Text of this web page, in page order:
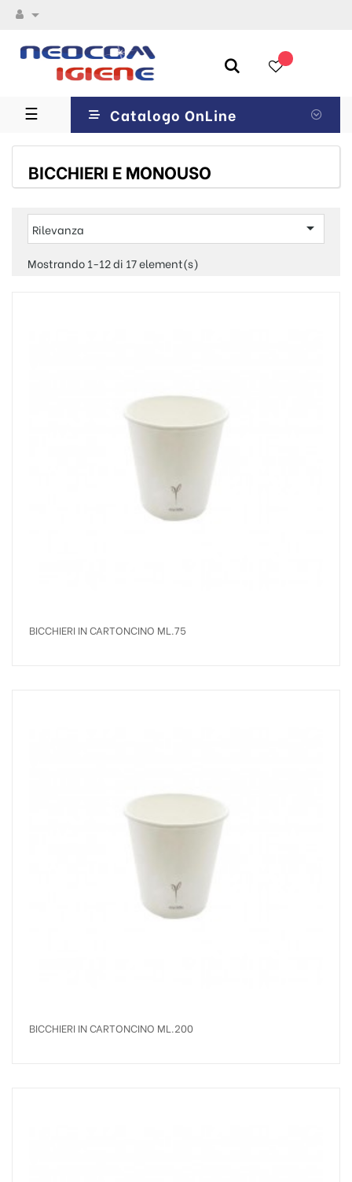

navigazione
Toggle
☰ Catalogo OnLine
BICCHIERI E MONOUSO
Rilevanza 
Mostrando 1-12 di 17 element(s)
BICCHIERI IN CARTONCINO ML.75
BICCHIERI IN CARTONCINO ML.200